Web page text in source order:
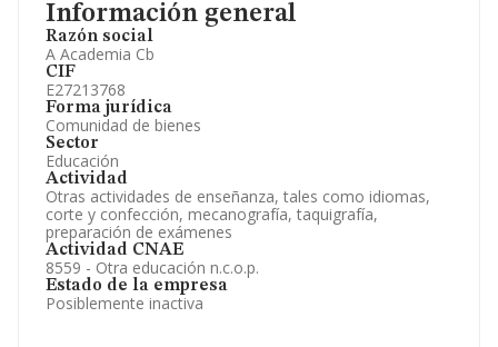
Información general
Razón social
A Academia Cb
CIF
E27213768
Forma jurídica
Comunidad de bienes
Sector
Educación
Actividad
Otras actividades de enseñanza, tales como idiomas,
corte y confección, mecanografía, taquigrafía,
preparación de exámenes
Actividad CNAE
8559 - Otra educación n.c.o.p.
Estado de la empresa
Posiblemente inactiva